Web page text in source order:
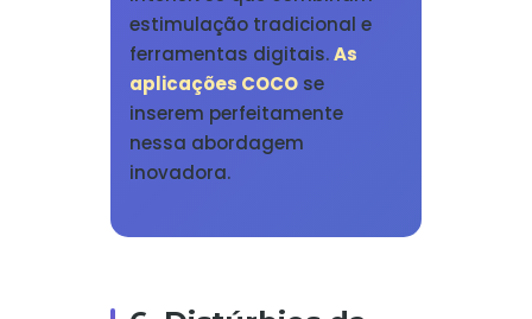
estimulação tradicional e
ferramentas digitais.As
aplicações COCOse
inserem perfeitamente
nessa abordagem
inovadora.